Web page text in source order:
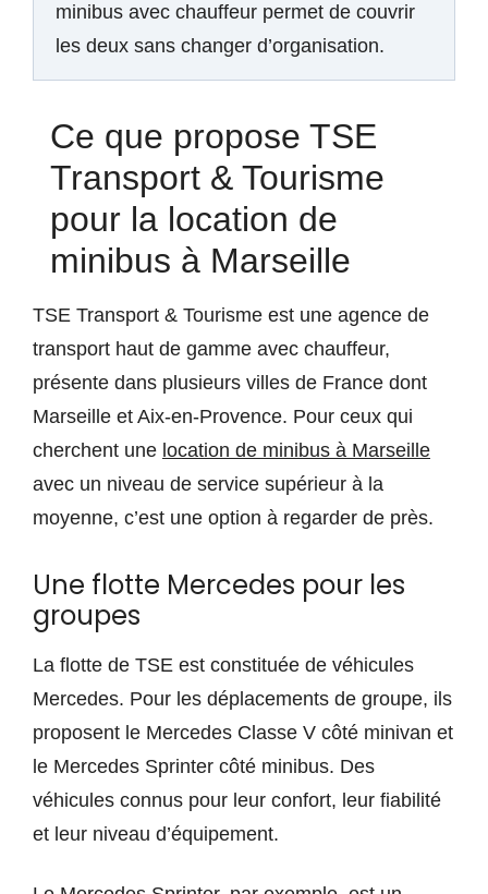
minibus avec chauffeur permet de couvrir
les deux sans changer d’organisation.
Ce que propose TSE
Transport & Tourisme
pour la location de
minibus à Marseille
TSE Transport & Tourisme est une agence de
transport haut de gamme avec chauffeur,
présente dans plusieurs villes de France dont
Marseille et Aix-en-Provence. Pour ceux qui
cherchent une location de minibus à Marseille
avec un niveau de service supérieur à la
moyenne, c’est une option à regarder de près.
Une flotte Mercedes pour les
groupes
La flotte de TSE est constituée de véhicules
Mercedes. Pour les déplacements de groupe, ils
proposent le Mercedes Classe V côté minivan et
le Mercedes Sprinter côté minibus. Des
véhicules connus pour leur confort, leur fiabilité
et leur niveau d’équipement.